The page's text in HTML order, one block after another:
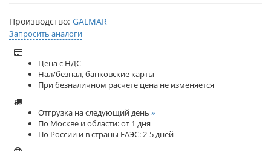
Производство: GALMAR
Запросить аналоги
Цена с НДС
Нал/безнал, банковские карты
При безналичном расчете цена не изменяется
Отгрузка на следующий день »
По Москве и области: от 1 дня
По России и в страны ЕАЭС: 2-5 дней